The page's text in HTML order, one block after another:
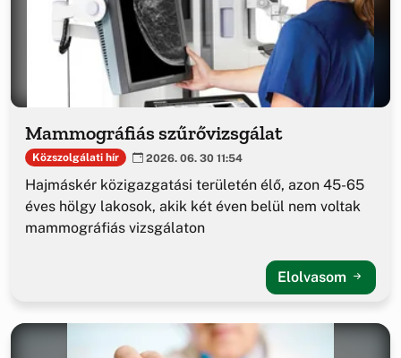
Mammográfiás szűrővizsgálat
Közszolgálati hír 2026. 06. 30 11:54
Hajmáskér közigazgatási területén élő, azon 45-65
éves hölgy lakosok, akik két éven belül nem voltak
mammográfiás vizsgálaton
Elolvasom